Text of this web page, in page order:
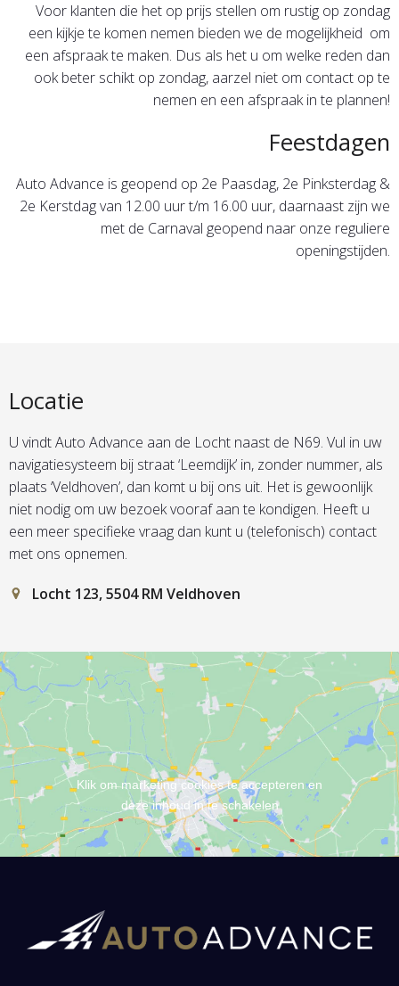
Voor klanten die het op prijs stellen om rustig op zondag
een kijkje te komen nemen bieden we de mogelijkheid om
een afspraak te maken. Dus als het u om welke reden dan
ook beter schikt op zondag, aarzel niet om contact op te
nemen en een afspraak in te plannen!
Feestdagen
Auto Advance is geopend op 2e Paasdag, 2e Pinksterdag &
2e Kerstdag van 12.00 uur t/m 16.00 uur, daarnaast zijn we
met de Carnaval geopend naar onze reguliere
openingstijden.
Locatie
U vindt Auto Advance aan de Locht naast de N69. Vul in uw
navigatiesysteem bij straat ‘Leemdijk’ in, zonder nummer, als
plaats ‘Veldhoven’, dan komt u bij ons uit. Het is gewoonlijk
niet nodig om uw bezoek vooraf aan te kondigen. Heeft u
een meer specifieke vraag dan kunt u (telefonisch) contact
met ons opnemen.
Locht 123, 5504 RM Veldhoven
Klik om marketing cookies te accepteren en
deze inhoud in te schakelen